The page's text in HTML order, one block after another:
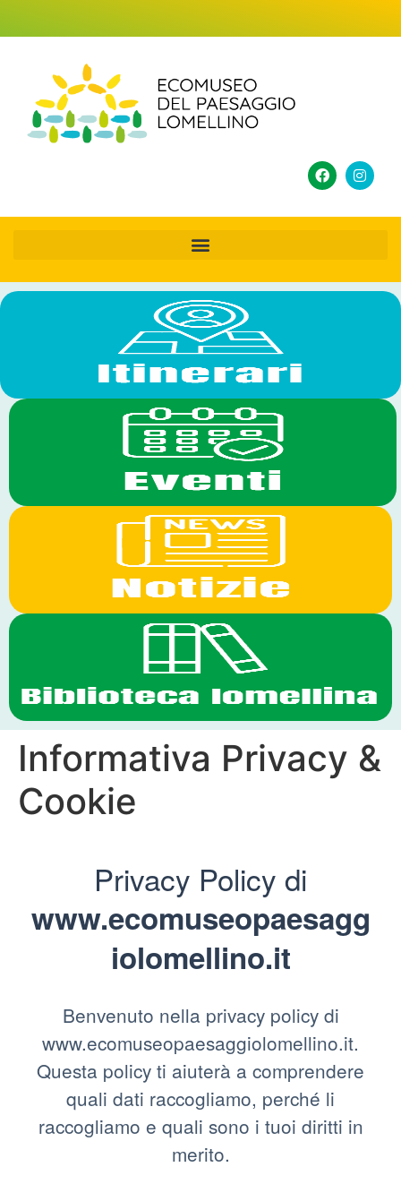
Informativa Privacy &
Cookie
Privacy Policy di
www.ecomuseopaesagg
iolomellino.it
Benvenuto nella privacy policy di
www.ecomuseopaesaggiolomellino.it.
Questa policy ti aiuterà a comprendere
quali dati raccogliamo, perché li
raccogliamo e quali sono i tuoi diritti in
merito.